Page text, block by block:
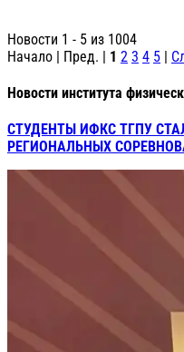
Новости 1 - 5 из 1004
Начало | Пред. | 1 2 3 4 5 |
Новости института
СТУДЕНТЫ ИФКС ТГПУ
РЕГИОНАЛЬНЫХ